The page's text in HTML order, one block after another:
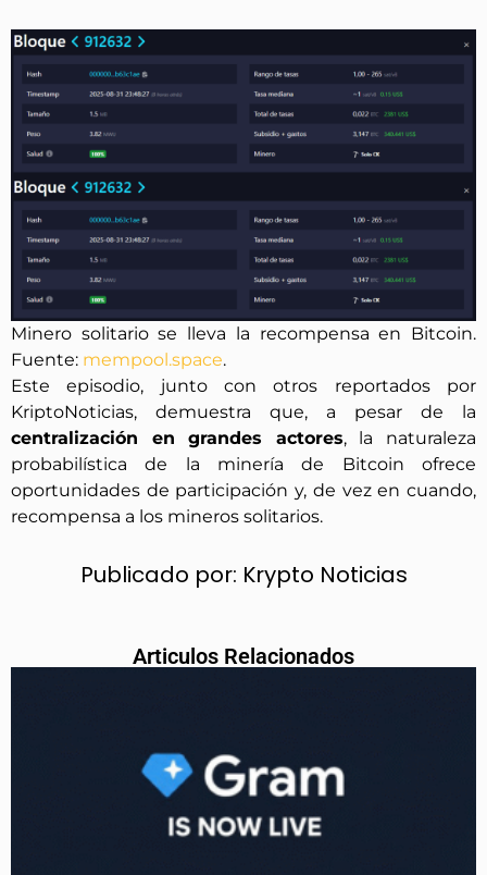
Minero solitario se lleva la recompensa en Bitcoin.
Fuente: mempool.space.
Este episodio, junto con otros reportados por
KriptoNoticias, demuestra que, a pesar de la
centralización en grandes actores, la naturaleza
probabilística de la minería de Bitcoin ofrece
oportunidades de participación y, de vez en cuando,
recompensa a los mineros solitarios.
Publicado por: Krypto Noticias
Articulos Relacionados